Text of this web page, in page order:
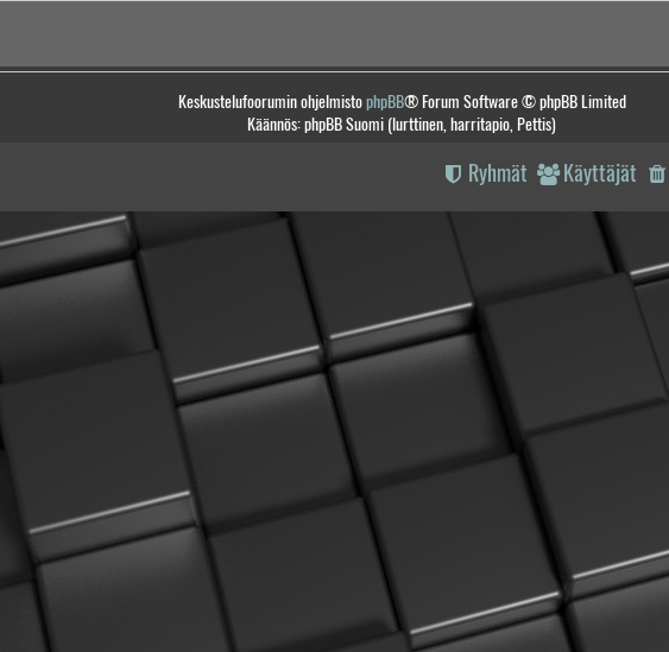
Keskustelufoorumin ohjelmistophpBB® Forum Software © phpBB Limited
Käännös: phpBB Suomi (lurttinen, harritapio, Pettis)
Käyttäjät
Ryhmät